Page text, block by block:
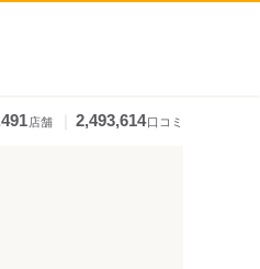
店舗 2,493,614口コミ